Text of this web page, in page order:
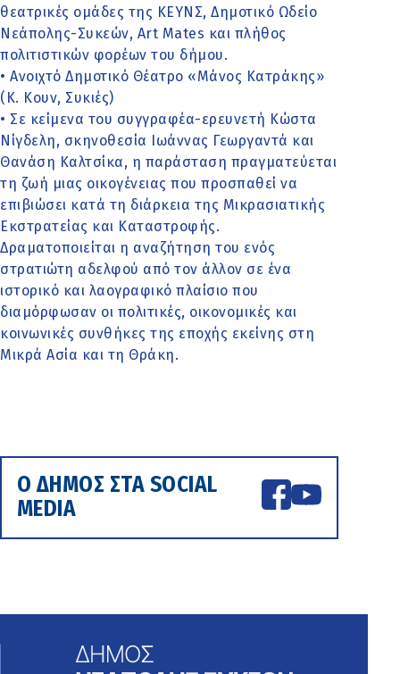
θεατρικές ομάδες της ΚΕΥΝΣ, Δημοτικό Ωδείο
Νεάπολης-Συκεών, Art Mates και πλήθος
πολιτιστικών φορέων του δήμου.
• Ανοιχτό Δημοτικό Θέατρο «Μάνος Κατράκης»
(Κ. Κουν, Συκιές)
• Σε κείμενα του συγγραφέα-ερευνετή Κώστα
Νίγδελη, σκηνοθεσία Ιωάννας Γεωργαντά και
Θανάση Καλτσίκα, η παράσταση πραγματεύεται
τη ζωή μιας οικογένειας που προσπαθεί να
επιβιώσει κατά τη διάρκεια της Μικρασιατικής
Εκστρατείας και Καταστροφής.
Δραματοποιείται η αναζήτηση του ενός
στρατιώτη αδελφού από τον άλλον σε ένα
ιστορικό και λαογραφικό πλαίσιο που
διαμόρφωσαν οι πολιτικές, οικονομικές και
κοινωνικές συνθήκες της εποχής εκείνης στη
Μικρά Ασία και τη Θράκη.
Ο ΔΗΜΟΣ ΣΤΑ SOCIAL
MEDIA